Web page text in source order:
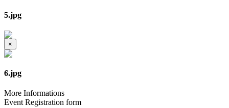
5.jpg
×
6.jpg
More Informations
Event Registration form